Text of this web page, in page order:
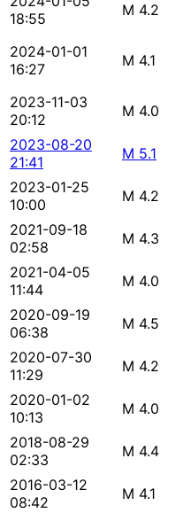
18:55
M 4.2
2024-01-01
16:27
M 4.1
2023-11-03
20:12
M 4.0
2023-08-20
21:41
M 5.1
2023-01-25
10:00
M 4.2
2021-09-18
02:58
M 4.3
2021-04-05
11:44
M 4.0
2020-09-19
06:38
M 4.5
2020-07-30
11:29
M 4.2
2020-01-02
10:13
M 4.0
2018-08-29
02:33
M 4.4
2016-03-12
08:42
M 4.1